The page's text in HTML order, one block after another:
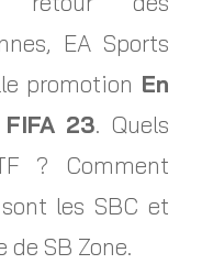
EA Sports
promotion En
23. Quels
? Comment
les SBC et
de SB Zone.